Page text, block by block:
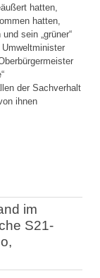
hatten,
hatten,
sein „grüner“
Umweltminister
der Sachverhalt
ihnen
im
S21-